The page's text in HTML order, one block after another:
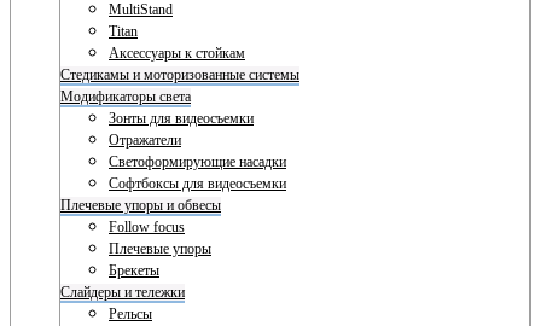
MultiStand
Titan
Аксессуары к стойкам
Стедикамы и моторизованные системы
Модификаторы света
Зонты для видеосъемки
Отражатели
Светоформирующие насадки
Софтбоксы для видеосъемки
Плечевые упоры и обвесы
Follow focus
Плечевые упоры
Брекеты
Слайдеры и тележки
Рельсы